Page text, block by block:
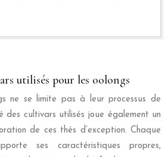
utilisés pour les oolongs
ne se limite pas à leur processus de
des cultivars utilisés joue également un
de ces thés d’exception. Chaque
ses caractéristiques propres,